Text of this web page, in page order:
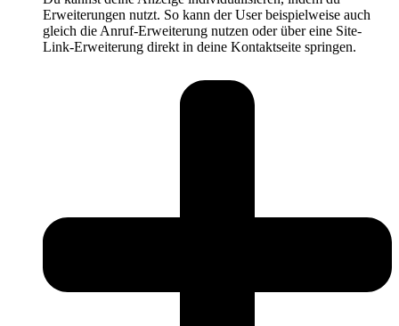
Erweiterungen nutzt. So kann der User beispielweise auch
gleich die Anruf-Erweiterung nutzen oder über eine Site-
Link-Erweiterung direkt in deine Kontaktseite springen.